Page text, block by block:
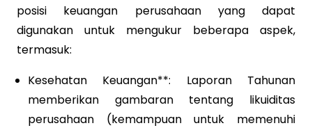
posisi keuangan perusahaan yang dapat
digunakan untuk mengukur beberapa aspek,
termasuk:
Kesehatan Keuangan**: Laporan Tahunan
memberikan gambaran tentang likuiditas
perusahaan (kemampuan untuk memenuhi